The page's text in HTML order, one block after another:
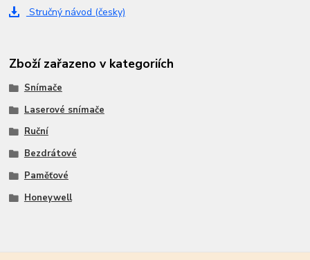
Stručný návod (česky)
Zboží zařazeno v kategoriích
Snímače
Laserové snímače
Ruční
Bezdrátové
Paměťové
Honeywell